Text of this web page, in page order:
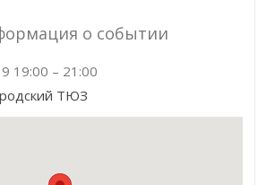
о событии
19:00 – 21:00
ТЮЗ